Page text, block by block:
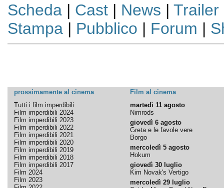
Scheda| Cast| News | Trailer
Stampa| Pubblico | Forum |
prossimamente al cinema
Film al cinema
Tutti i film imperdibili
Film imperdibili 2024
Film imperdibili 2023
Film imperdibili 2022
Film imperdibili 2021
Film imperdibili 2020
Film imperdibili 2019
Film imperdibili 2018
Film imperdibili 2017
Film 2024
Film 2023
martedì 11 agosto
Nimrods
giovedì 6 agosto
Greta e le favole vere
Borgo
mercoledì 5 agosto
Hokum
giovedì 30 luglio
Kim Novak's Vertigo
mercoledì 29 luglio